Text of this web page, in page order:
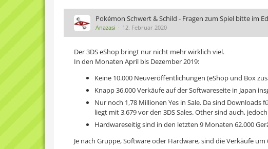
Pokémon Schwert & Schild - Fragen zum Spiel bitte im
Anazasi 12. Februar 2020
Der 3DS eShop bringt nur nicht mehr wirklich viel.
In den Monaten April bis Dezember 2019:
Keine 10.000 Neuveröffentlichungen (eShop und Box
Knapp 36.000 Verkäufe auf der Softwareseite in Japan
Nur noch 1,78 Millionen Yes in Sale. Da sind
liegt mit 3,679 vor den 3DS Sales. Other sind auch,
Hardwareseitig sind in den letzten 9 Monaten 62.000
Je nach Gruppe, Software oder Hardware, sind die Verkäufe